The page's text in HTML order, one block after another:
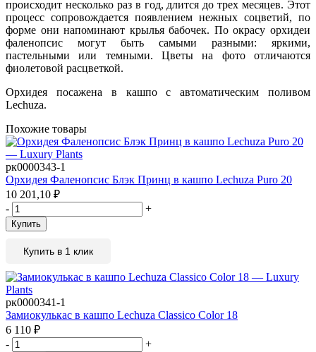
происходит несколько раз в год, длится до трех месяцев. Этот
процесс сопровождается появлением нежных соцветий, по
форме они напоминают крылья бабочек. По окрасу орхидеи
фаленопсис могут быть самыми разными: яркими,
пастельными или темными. Цветы на фото отличаются
фиолетовой расцветкой.
Орхидея посажена в кашпо с автоматическим поливом
Lechuza.
Похожие товары
рк0000343-1
Орхидея Фаленопсис Блэк Принц в кашпо Lechuza Puro 20
10 201,10 ₽
-
+
Купить
Купить в 1 клик
рк0000341-1
Замиокулькас в кашпо Lechuza Classico Color 18
6 110 ₽
-
+